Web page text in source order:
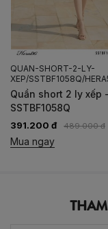
QUAN-SHORT-2-LY-
XEP/SSTBF1058Q/
Quần short 2 ly xếp -
SSTBF1058Q
391.200 đ 489.000 đ
Mua ngay